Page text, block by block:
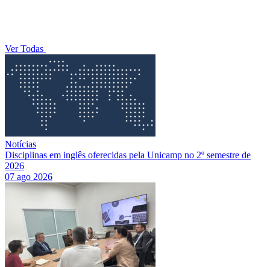
Ver Todas
Notícias
Disciplinas em inglês oferecidas pela Unicamp no 2º semestre de
2026
07 ago 2026